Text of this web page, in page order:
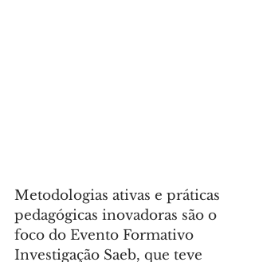
Metodologias ativas e práticas
pedagógicas inovadoras são o
foco do Evento Formativo
Investigação Saeb, que teve